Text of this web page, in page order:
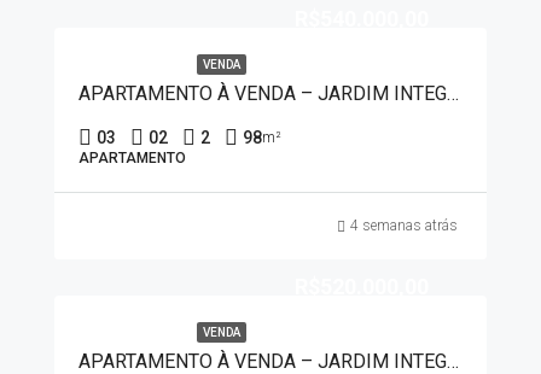
VENDA
APARTAMENTO À VENDA – JARDIM INTEGRAÇÃO 20132
03 02 2 98m²
APARTAMENTO
4 semanas atrás
VENDA
APARTAMENTO À VENDA – JARDIM INTEGRAÇÃO 20133